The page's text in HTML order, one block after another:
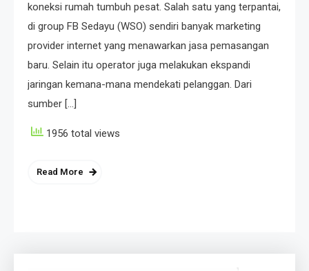
koneksi rumah tumbuh pesat. Salah satu yang terpantai,
di group FB Sedayu (WSO) sendiri banyak marketing
provider internet yang menawarkan jasa pemasangan
baru. Selain itu operator juga melakukan ekspandi
jaringan kemana-mana mendekati pelanggan. Dari
sumber […]
1956 total views
Read More